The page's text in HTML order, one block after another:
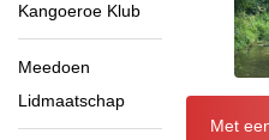
Kangoeroe Klub
Meedoen
Lidmaatschap
Met